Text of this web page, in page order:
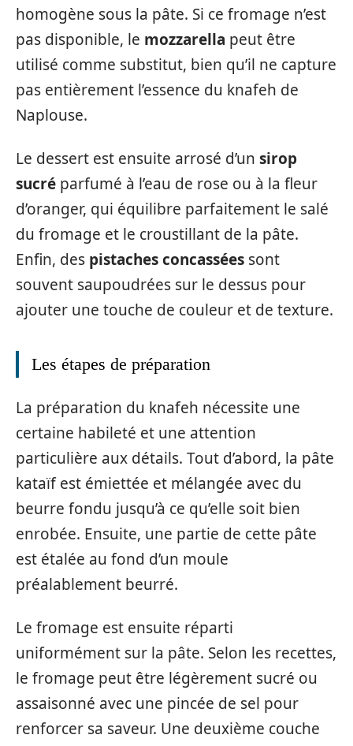
homogène sous la pâte. Si ce fromage n’est
pas disponible, le mozzarella peut être
utilisé comme substitut, bien qu’il ne capture
pas entièrement l’essence du knafeh de
Naplouse.
Le dessert est ensuite arrosé d’un sirop
sucré parfumé à l’eau de rose ou à la fleur
d’oranger, qui équilibre parfaitement le salé
du fromage et le croustillant de la pâte.
Enfin, des pistaches concassées sont
souvent saupoudrées sur le dessus pour
ajouter une touche de couleur et de texture.
Les étapes de préparation
La préparation du knafeh nécessite une
certaine habileté et une attention
particulière aux détails. Tout d’abord, la pâte
kataïf est émiettée et mélangée avec du
beurre fondu jusqu’à ce qu’elle soit bien
enrobée. Ensuite, une partie de cette pâte
est étalée au fond d’un moule
préalablement beurré.
Le fromage est ensuite réparti
uniformément sur la pâte. Selon les recettes,
le fromage peut être légèrement sucré ou
assaisonné avec une pincée de sel pour
renforcer sa saveur. Une deuxième couche